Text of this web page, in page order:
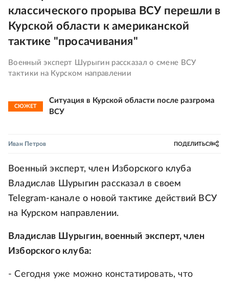
классического прорыва ВСУ перешли в
Курской области к американской
тактике "просачивания"
Военный эксперт Шурыгин рассказал о смене ВСУ
тактики на Курском направлении
СЮЖЕТ
Ситуация в Курской области после разгрома
ВСУ
Иван Петров ПОДЕЛИТЬСЯ
Военный эксперт, член Изборского клуба
Владислав Шурыгин рассказал в своем
Telegram-канале о новой тактике действий ВСУ
на Курском направлении.
Владислав Шурыгин, военный эксперт, член
Изборского клуба:
- Сегодня уже можно констатировать, что